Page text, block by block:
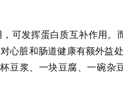
可发挥蛋白质互补作用。
心脏和肠道健康有额外益
豆浆、一块豆腐、一碗杂